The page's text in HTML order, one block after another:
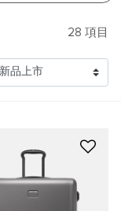
28 項目